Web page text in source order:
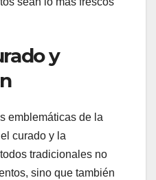
y
emblemáticas de la
curado y la
tradicionales no
sino que también